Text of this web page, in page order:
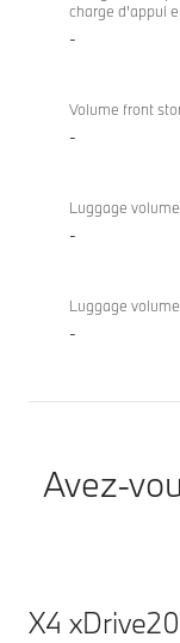
charge d'appui
-
Volume front
-
Luggage
-
Luggage
-
Avez-
X4